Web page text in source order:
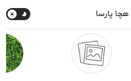
هچا پارسا